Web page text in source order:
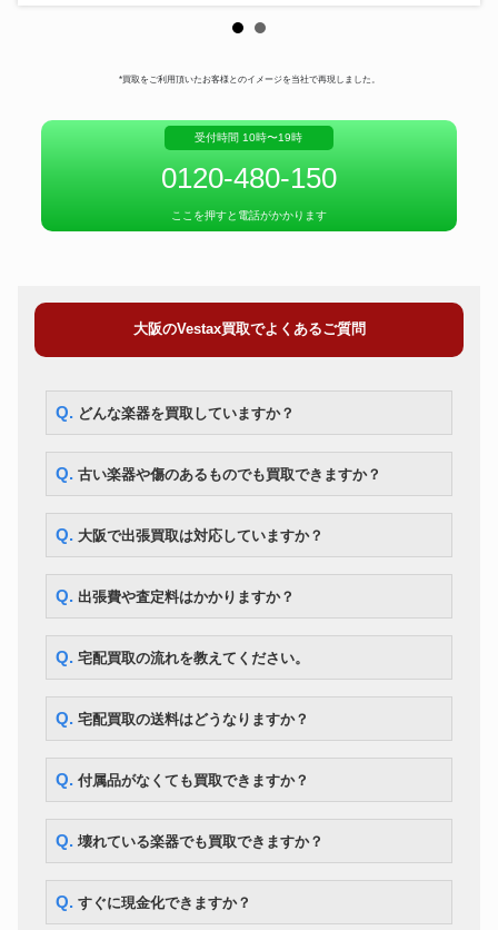
*買取をご利用頂いたお客様とのイメージを当社で再現しました。
受付時間 10時〜19時
0120-480-150
ここを押すと電話がかかります
大阪のVestax買取でよくあるご質問
Q. どんな楽器を買取していますか？
Q. 古い楽器や傷のあるものでも買取できますか？
Q. 大阪で出張買取は対応していますか？
Q. 出張費や査定料はかかりますか？
Q. 宅配買取の流れを教えてください。
Q. 宅配買取の送料はどうなりますか？
Q. 付属品がなくても買取できますか？
Q. 壊れている楽器でも買取できますか？
Q. すぐに現金化できますか？